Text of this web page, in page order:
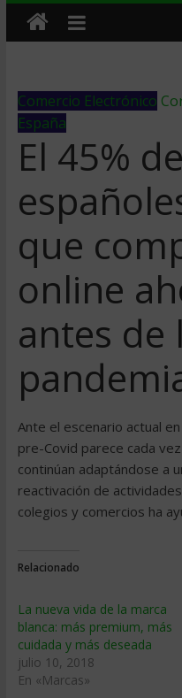
Comercio Electrónico
España
El 45%
que
online
antes de
Ante el escenario actual
pre-Covid parece cada
continúan adaptándose a
reactivación de
colegios y comercios ha
Relacionado
La nueva vida de la marca
blanca: más premium, más
cuidada y más deseada
julio 10, 2018
En «Marcas»